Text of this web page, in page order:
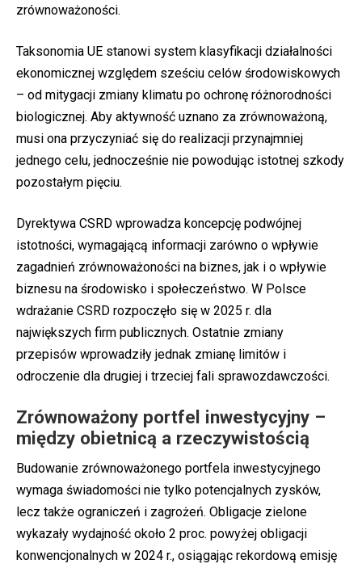
zrównoważoności.
Taksonomia UE stanowi system klasyfikacji działalności
ekonomicznej względem sześciu celów środowiskowych
– od mitygacji zmiany klimatu po ochronę różnorodności
biologicznej. Aby aktywność uznano za zrównoważoną,
musi ona przyczyniać się do realizacji przynajmniej
jednego celu, jednocześnie nie powodując istotnej szkody
pozostałym pięciu.
Dyrektywa CSRD wprowadza koncepcję podwójnej
istotności, wymagającą informacji zarówno o wpływie
zagadnień zrównoważoności na biznes, jak i o wpływie
biznesu na środowisko i społeczeństwo. W Polsce
wdrażanie CSRD rozpoczęło się w 2025 r. dla
największych firm publicznych. Ostatnie zmiany
przepisów wprowadziły jednak zmianę limitów i
odroczenie dla drugiej i trzeciej fali sprawozdawczości.
Zrównoważony portfel inwestycyjny –
między obietnicą a rzeczywistością
Budowanie zrównoważonego portfela inwestycyjnego
wymaga świadomości nie tylko potencjalnych zysków,
lecz także ograniczeń i zagrożeń. Obligacje zielone
wykazały wydajność około 2 proc. powyżej obligacji
konwencjonalnych w 2024 r., osiągając rekordową emisję